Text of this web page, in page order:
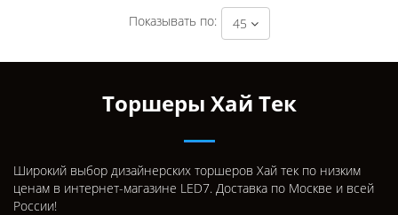
Показывать по: 45
Торшеры Хай Тек
Широкий выбор дизайнерских торшеров Хай тек по низким
ценам в интернет-магазине LED7. Доставка по Москве и всей
России!